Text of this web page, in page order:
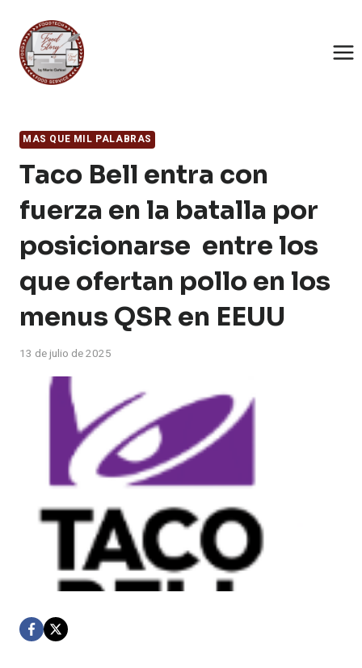
contenido
MAS QUE MIL PALABRAS
Taco Bell entra con
fuerza en la batalla por
posicionarse entre los
que ofertan pollo en los
menus QSR en EEUU
13 de julio de 2025